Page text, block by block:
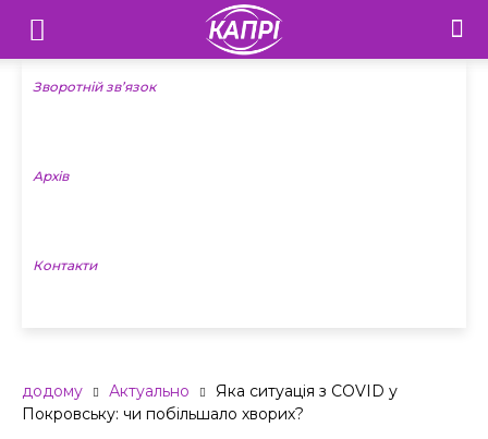
Телебачення
«Капрі»
Новини
Зворотній зв’язок
Архів
Контакти
додому Актуально
Яка ситуація з COVID у
Покровську: чи побільшало хворих?